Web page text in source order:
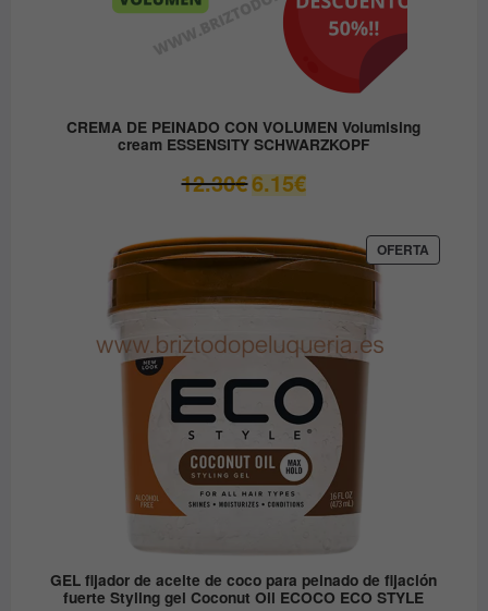
CREMA DE PEINADO CON VOLUMEN Volumising
cream ESSENSITY SCHWARZKOPF
12.30€El
precio
era:
12.30€.
6.15€El
precio
es:
OFERTA
EN
GEL fijador de aceite de coco para peinado de fijación
fuerte Styling gel Coconut Oil ECOCO ECO STYLE